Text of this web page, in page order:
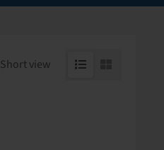
Short view